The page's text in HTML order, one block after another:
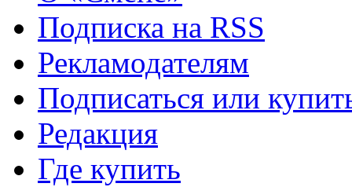
Подписка на RSS
Рекламодателям
Подписаться или
Редакция
Где купить